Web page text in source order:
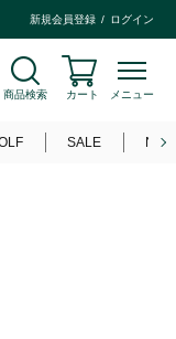
新規会員登録 ログイン
商品検索 カート メニュー
SALE